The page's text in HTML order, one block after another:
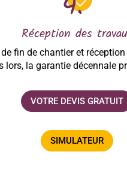
Réception des
fin de chantier et
lors, la garantie décennale
VOTRE DEVIS GRATUIT
SIMULATEUR